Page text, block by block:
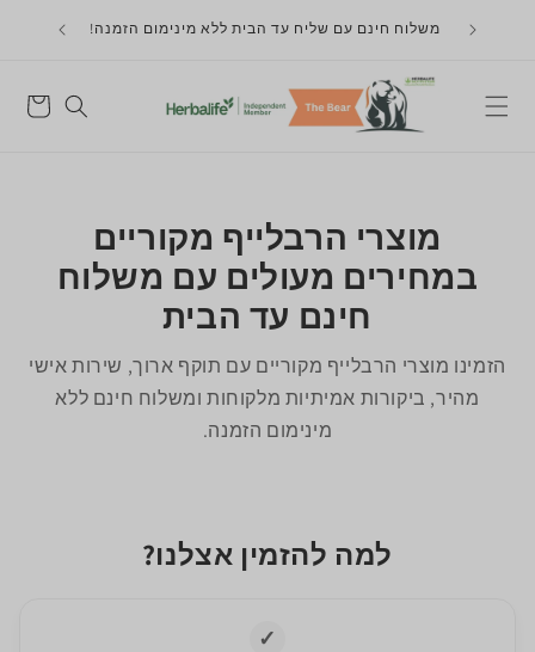
לתוכן
חדש! מועדון לקוחות 8% הנחה חד פעמי ללא מינימום
הזמנה לנרשמים למועדון
משקה
עגלה
מוצרי הרבלייף מקוריים
במחירים מעולים עם משלוח
חינם עד הבית
הזמינו מוצרי הרבלייף מקוריים עם תוקף ארוך, שירות אישי
מהיר, ביקורות אמיתיות מלקוחות ומשלוח חינם ללא
מינימום הזמנה.
למה להזמין אצלנו?
✓